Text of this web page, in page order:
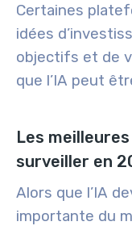
Certaines
idées
objectifs et de
que l’IA peut
Les
surveiller en
Alors que l’IA
importante du